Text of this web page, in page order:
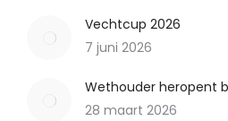
Vechtcup 2026
7 juni 2026
Wethouder heropent
28 maart 2026